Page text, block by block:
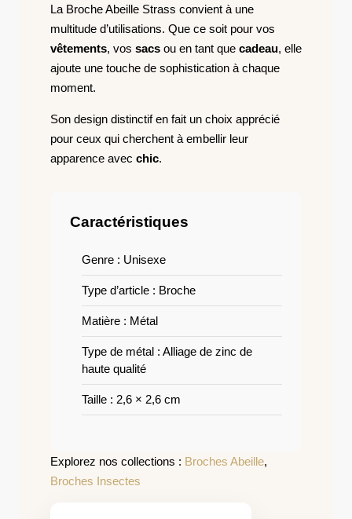
La Broche Abeille Strass​ convient à une
multitude d’utilisations. Que ce soit pour vos
vêtements, vos sacs ou en tant que cadeau, elle
ajoute une touche de sophistication à chaque
moment.
Son design distinctif en fait un choix apprécié
pour ceux qui cherchent à embellir leur
apparence avec chic.
Caractéristiques
Genre : Unisexe
Type d’article : Broche
Matière : Métal
Type de métal : Alliage de zinc de
haute qualité
Taille : 2,6 × 2,6 cm
Explorez nos collections : Broches Abeille,
Broches Insectes